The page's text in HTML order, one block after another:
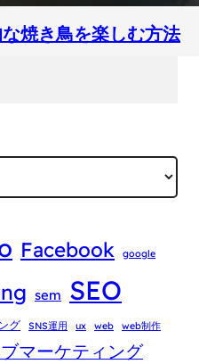
焼き鳥を楽しむ方法
Facebook google
sem SEO
グ SNS運用 ux web web制作
マーケティング